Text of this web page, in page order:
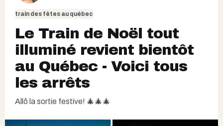
train des fêtes au québec
Le Train de Noël tout
illuminé revient bientôt
au Québec - Voici tous
les arrêts
Allô la sortie festive! 🎄🎄🎄